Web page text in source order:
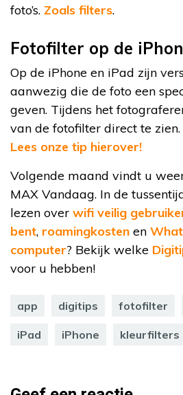
foto’s. Zoals filters.
Fotofilter op de
Op de iPhone en iPad zijn
aanwezig die de foto een
geven. Tijdens het
van de fotofilter direct te
Lees onze tip hierover!
Volgende maand vindt u
MAX Vandaag. In de
lezen over wifi veilig
bent, roamingkosten en
computer? Bekijk welke
voor u hebben!
app digitips fotofilter
iPad iPhone kleurfilters